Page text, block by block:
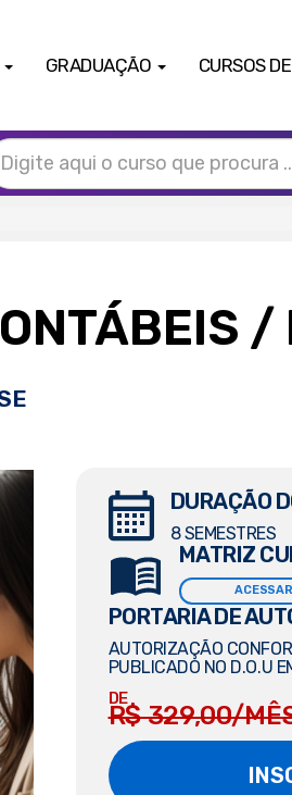
GRADUAÇÃO CURSOS
/
DURAÇÃO
8 SEMESTRES
MATRIZ
PORTARIA DE
AUTORIZAÇÃO
PUBLICADO NO D.O.U
DE
R$ 329,00/